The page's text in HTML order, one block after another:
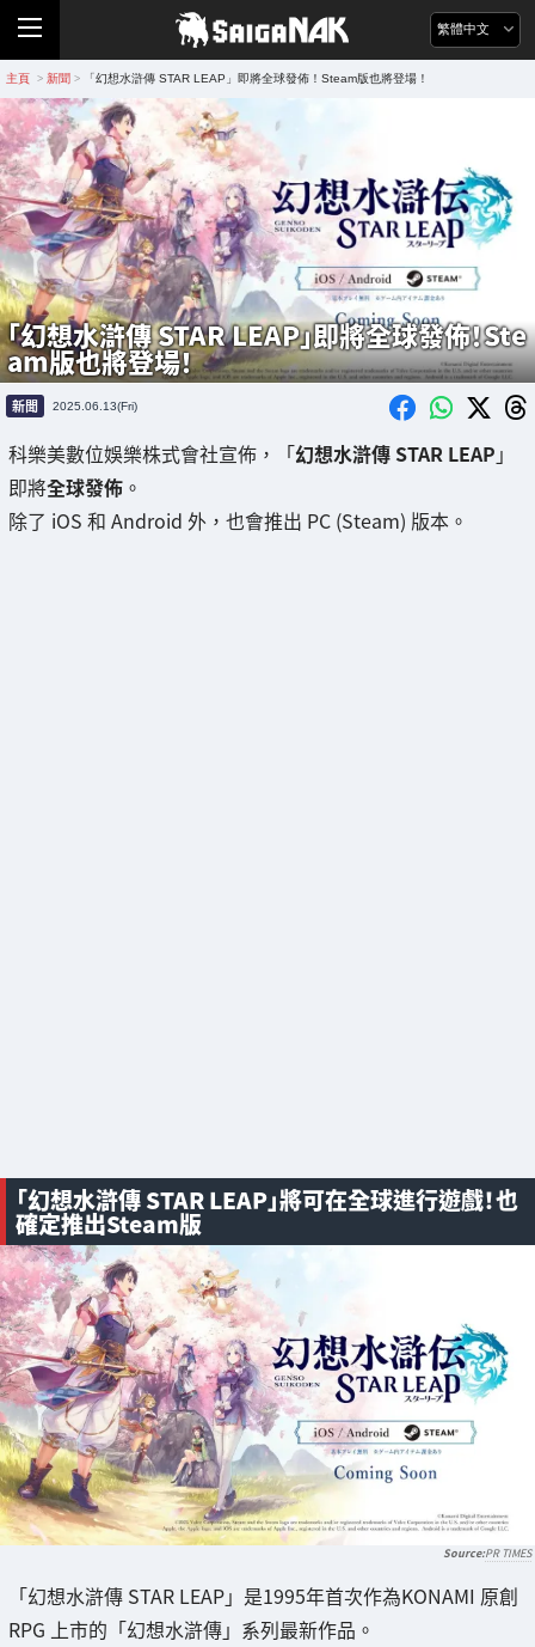
繁體中文
主頁 > 新聞 > 「幻想水滸傳 STAR LEAP」即將全球發佈！Steam版也將登場！
「幻想水滸傳 STAR LEAP」即將全球發佈！Ste
am版也將登場！
新聞 2025.06.13(Fri)
科樂美數位娛樂株式會社宣佈，「幻想水滸傳 STAR LEAP 」
即將全球發佈 。
除了 iOS 和 Android 外，也會推出 PC (Steam) 版本。
「幻想水滸傳 STAR LEAP」將可在全球進行遊戲！也
確定推出Steam版
PR TIMES
「幻想水滸傳 STAR LEAP」是1995年首次作為KONAMI 原創
RPG 上市的「幻想水滸傳」系列最新作品。